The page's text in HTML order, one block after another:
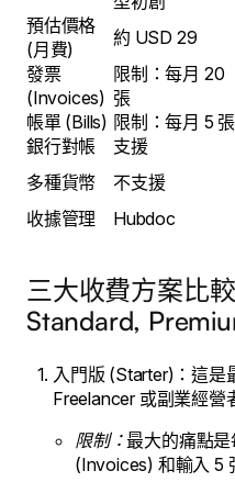
預估價格
(月費)
約 USD 29
發票
(Invoices)
限制：每月 20
張
帳單 (Bills) 限制：每月 5 張
銀行對帳
支援
多種貨幣
不支援
收據管理
Hubdoc
三大收費方案比
Standard,
入門版 (Starter)：這是
Freelancer 或副業經營
限制： 最大的痛點
(Invoices) 和輸入 5